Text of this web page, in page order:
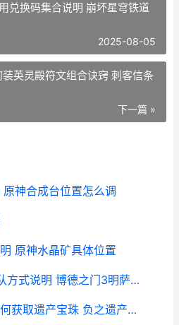
兑换码集合说明 崩坏星穹铁道
2025-08-05
英灵殿符文组合诀窍 刺客信条
下一篇 »
神合成台位置怎么调
原神水晶矿具体位置
博德之门3明萨拉入队方式说明 博德之门3明萨拉和哈尔辛能共存吗
负之遗产手机游戏如何获取遗产宝珠 负之遗产tap